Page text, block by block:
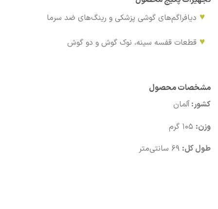
♥ دیافراگم‌های گوشی پزشکی و رینگ‌های ضد سرما
♥ قطعات قفسه سینه، نوک گوش و دو گوش
مشخصات محصول
کشور:آلمان
وزن:
طول کل: